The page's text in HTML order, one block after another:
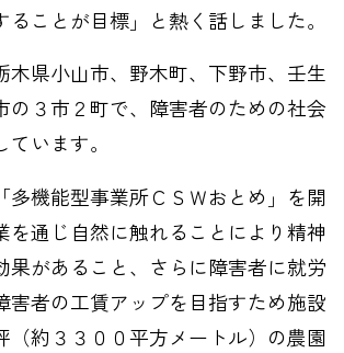
ことが目標」と熱く話しました。
県小山市、野木町、下野市、壬生
の３市２町で、障害者のための社会
います。
機能型事業所ＣＳＷおとめ」を開
を通じ自然に触れることにより精神
果があること、さらに障害者に就労
害者の工賃アップを目指すため施設
（約３３００平方メートル）の農園